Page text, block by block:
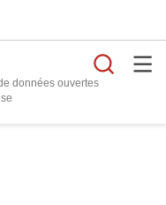
données ouvertes